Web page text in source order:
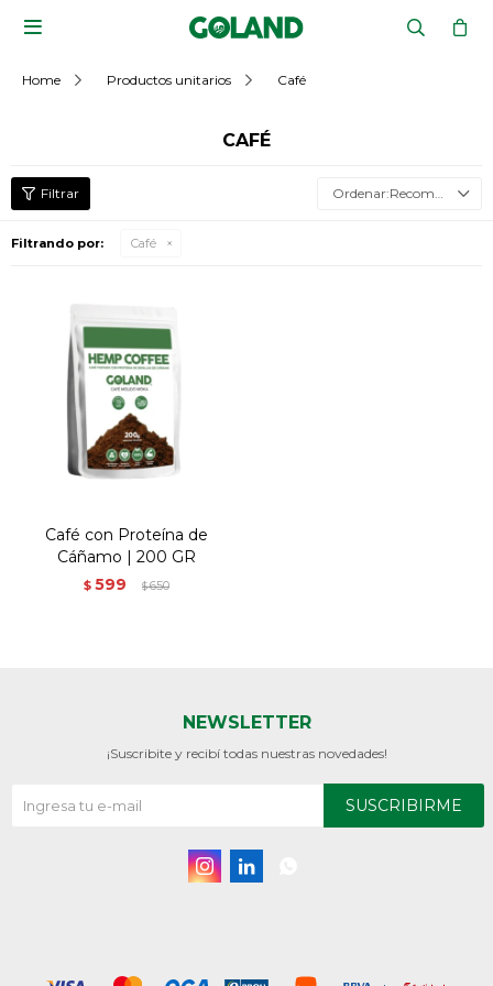

Home Productos unitarios Café
CAFÉ
Recomendados
Filtrando por: Café
Café con Proteína de
Cáñamo | 200 GR
$ 599 $650
NEWSLETTER
¡Suscribite y recibí todas nuestras novedades!
SUSCRIBIRME
 